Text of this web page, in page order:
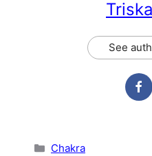
See
Categories
Chakra